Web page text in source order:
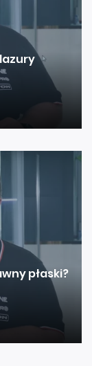
płaski?